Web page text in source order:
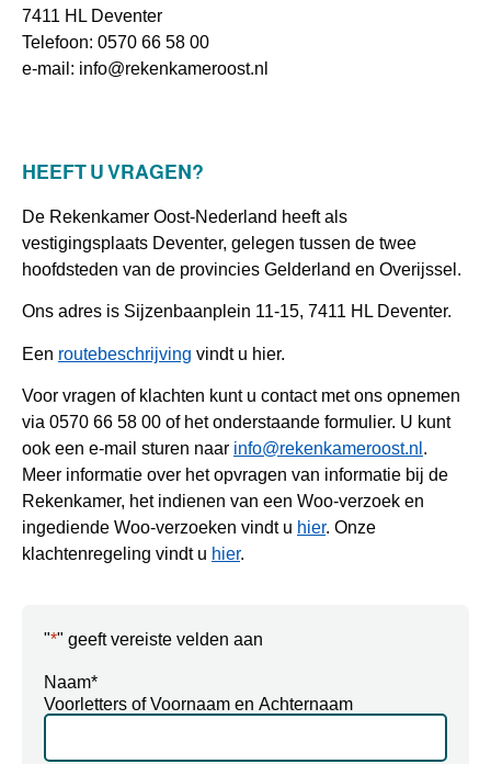
7411 HL Deventer
Telefoon: 0570 66 58 00
e-mail: info@rekenkameroost.nl
HEEFT U VRAGEN?
De Rekenkamer Oost-Nederland heeft als
vestigingsplaats Deventer, gelegen tussen de twee
hoofdsteden van de provincies Gelderland en Overijssel.
Ons adres is Sijzenbaanplein 11-15, 7411 HL Deventer.
Een routebeschrijving vindt u hier.
Voor vragen of klachten kunt u contact met ons opnemen
via 0570 66 58 00 of het onderstaande formulier. U kunt
ook een e-mail sturen naar info@rekenkameroost.nl .
Meer informatie over het opvragen van informatie bij de
Rekenkamer, het indienen van een Woo-verzoek en
ingediende Woo-verzoeken vindt u hier. Onze
klachtenregeling vindt u hier.
"*" geeft vereiste velden aan
Naam*
Voorletters of Voornaam en Achternaam